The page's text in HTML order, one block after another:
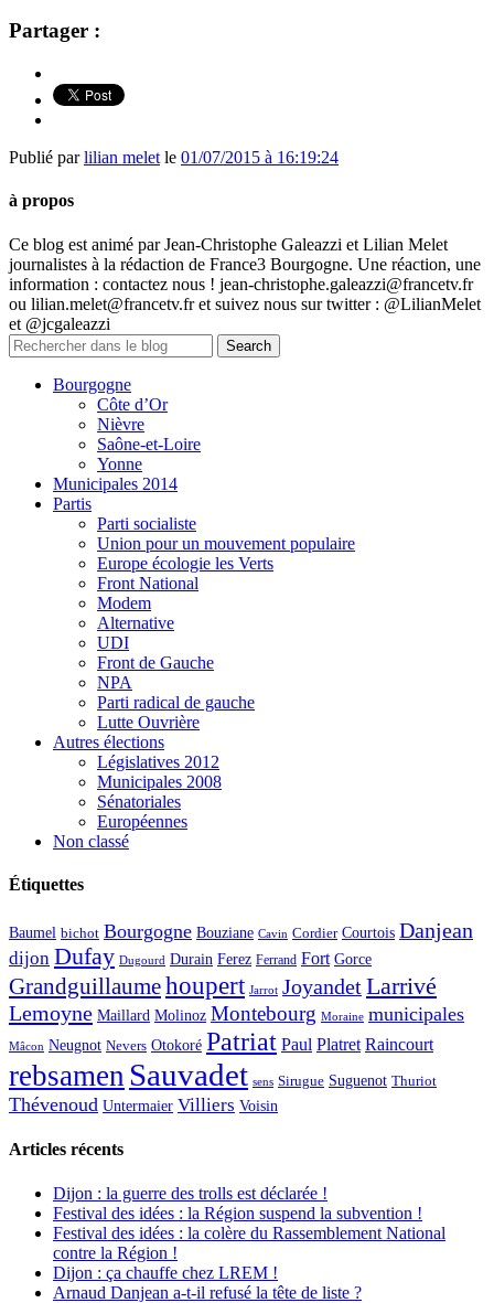
Partager :
Publié parlilian melet le 01/07/2015 à 16:19:24
à propos
Ce blog est animé par Jean-Christophe Galeazzi et Lilian Melet
journalistes à la rédaction de France3 Bourgogne. Une réaction, une
information : contactez nous ! jean-christophe.galeazzi@francetv.fr
ou lilian.melet@francetv.fr et suivez nous sur twitter : @LilianMelet
et @jcgaleazzi
Bourgogne
Côte d’Or
Nièvre
Saône-et-Loire
Yonne
Municipales 2014
Partis
Parti socialiste
Union pour un mouvement populaire
Europe écologie les Verts
Front National
Modem
Alternative
UDI
Front de Gauche
NPA
Parti radical de gauche
Lutte Ouvrière
Autres élections
Législatives 2012
Municipales 2008
Sénatoriales
Européennes
Non classé
Étiquettes
Baumel bichot Bourgogne Bouziane Cavin Cordier Courtois Danjean
dijon Dufay Dugourd Durain Ferez Ferrand Fort Gorce
Grandguillaumehoupert Jarrot JoyandetLarrivé
Lemoyne Maillard Molinoz Montebourg Moraine municipales
Mâcon Neugnot Nevers Otokoré Patriat Paul Platret Raincourt
rebsamen Sauvadet sens Sirugue Suguenot Thuriot
Thévenoud Untermaier Villiers Voisin
Articles récents
Dijon : la guerre des trolls est déclarée !
Festival des idées : la Région suspend la subvention !
Festival des idées : la colère du Rassemblement National
contre la Région !
Dijon : ça chauffe chez LREM !
Arnaud Danjean a-t-il refusé la tête de liste ?